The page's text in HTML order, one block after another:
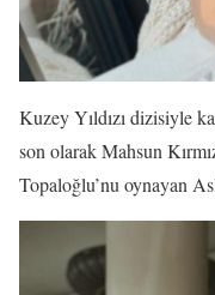
Kuzey Yıldızı dizisiyle
son olarak Mahsun
Topaloğlu’nu oynayan